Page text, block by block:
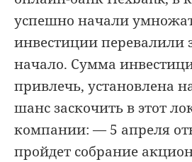
успешно начали
инвестиции перевалили
начало. Сумма
привлечь, установлена
шанс заскочить в этот
компании: — 5 апреля
пройдет собрание